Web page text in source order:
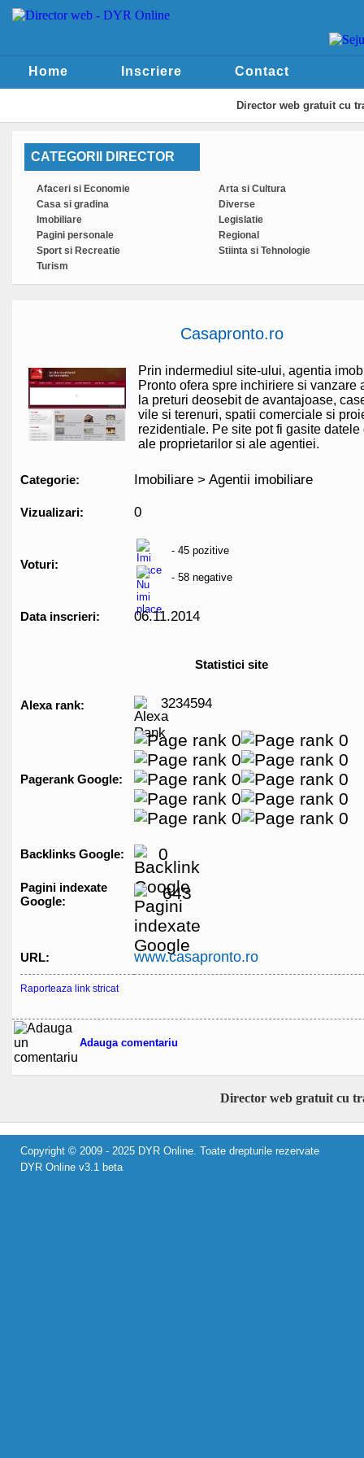
Home Inscriere Contact
Director webgratuit cu
CATEGORII DIRECTOR
Afaceri si Economie
Arta si Cultura
Casa si gradina
Diverse
Imobiliare
Legislatie
Pagini personale
Regional
Sport si Recreatie
Stiinta si Tehnologie
Turism
Casapronto.ro
Prin indermediul site-ului, agentia
Pronto ofera spre inchiriere si vanzare
la preturi deosebit de avantajoase,
vile si terenuri, spatii comerciale si
rezidentiale. Pe site pot fi gasite datele
ale proprietarilor si ale agentiei.
Categorie: Imobiliare > Agentii imobiliare
Vizualizari: 0
Voturi:
- 45 pozitive
- 58 negative
Data inscrieri: 06.11.2014
Statistici site
Alexa rank: 3234594
Pagerank Google:
Backlinks Google: 0
Pagini indexate
Google:
643
URL: www.casapronto.ro
Raporteaza link stricat
Adauga comentariu
Director web gratuit cu
Copyright © 2009 - 2025 DYR Online. Toate drepturile rezervate
DYR Online v3.1 beta